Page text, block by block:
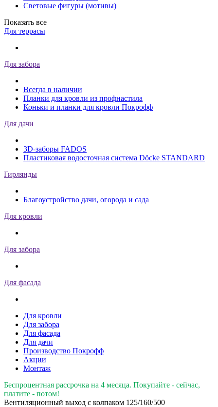
Световые фигуры (мотивы)
Показать все
Для террасы
Для забора
Всегда в наличии
Планки для кровли из профнастила
Коньки и планки для кровли Покрофф
Для дачи
3D-заборы FADOS
Пластиковая водосточная система Döcke STANDARD
Гирлянды
Благоустройство дачи, огорода и сада
Для кровли
Для забора
Для фасада
Для кровли
Для забора
Для фасада
Для дачи
Производство Покрофф
Акции
Монтаж
Беспроцентная рассрочка на 4 месяца. Покупайте - сейчас,
платите - потом!
Вентиляционный выход с колпаком 125/160/500